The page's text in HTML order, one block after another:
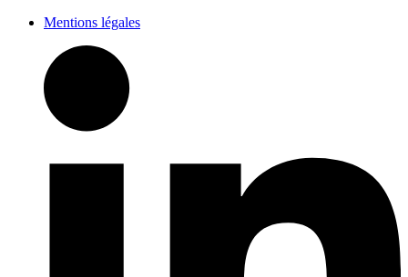
Mentions légales